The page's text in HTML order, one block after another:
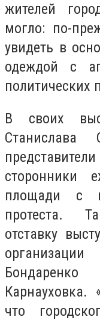
жителей
могло: по-
увидеть в
одеждой с
политических
В своих
Станислава
сторонники
площади с
протеста.
отставку
Карнауховка.
что